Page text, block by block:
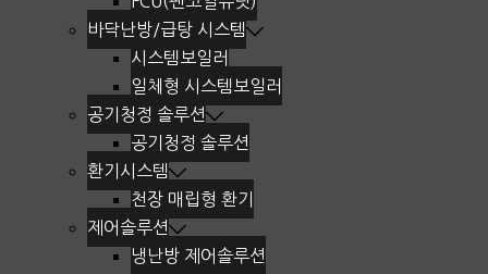
바닥난방/급탕 시스템
시스템보일러
일체형 시스템보일러
공기청정 솔루션
공기청정 솔루션
환기시스템
천장 매립형 환기
제어솔루션
냉난방 제어솔루션